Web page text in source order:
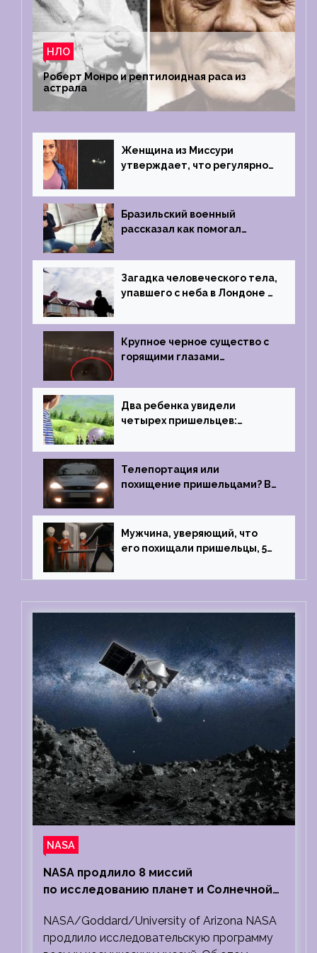
НЛО
Роберт Монро и рептилоидная раса из
астрала
Женщина из Миссури
утверждает, что регулярно
инопланетянами
Бразильский военный
рассказал как помогал
1996 году
Загадка человеческого тела,
упавшего с неба в Лондоне в
Крупное черное существо с
горящими глазами
Два ребенка увидели
четырех пришельцев:
1967 году
Телепортация или
похищение пришельцами? В
случай произошел с семьей
из Аргентины
Мужчина, уверяющий, что
его похищали пришельцы, 5
тест на детекторе лжи
NASA
NASA продлило 8 миссий
по исследованию планет и Солнечной
NASA/Goddard/University of Arizona NASA
продлило исследовательскую программу